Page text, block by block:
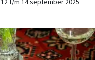
t/m 14 september 2025